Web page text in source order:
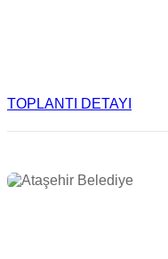
TOPLANTI DETAYI